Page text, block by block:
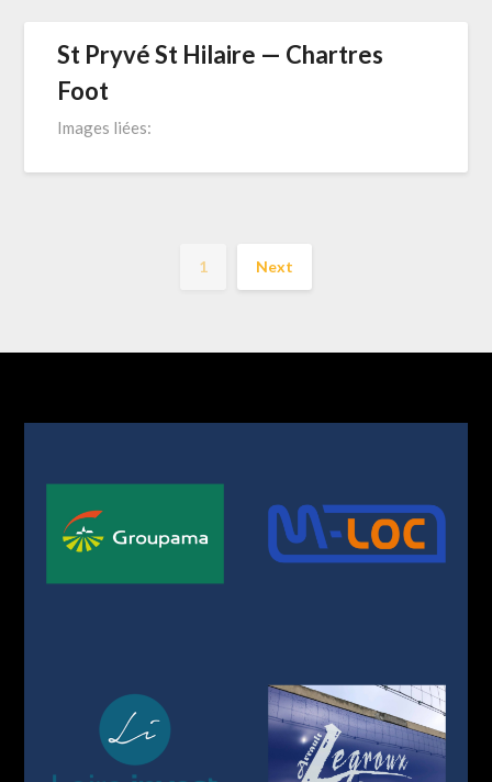
St Pryvé St Hilaire — Chartres
Foot
Images liées:
1 Next